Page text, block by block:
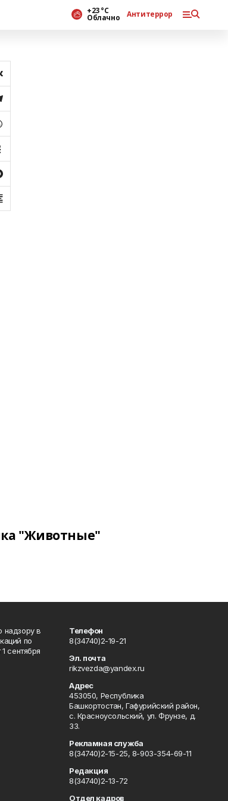
+23 °С
Облачно Антитеррор
"Животные"
надзору в
по
сентября
Телефон
8(34740)2-19-21
Эл. почта
rikzvezda@yandex.ru
Адрес
453050, Республика
Башкортостан, Гафурийский район,
с. Красноусольский, ул. Фрунзе, д.
33.
Рекламная служба
8(34740)2-15-25, 8-903-354-69-11
Редакция
8(34740)2-13-72
Отдел кадров